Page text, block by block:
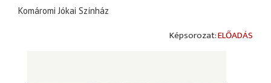
Komáromi Jókai Színház
ELŐADÁS